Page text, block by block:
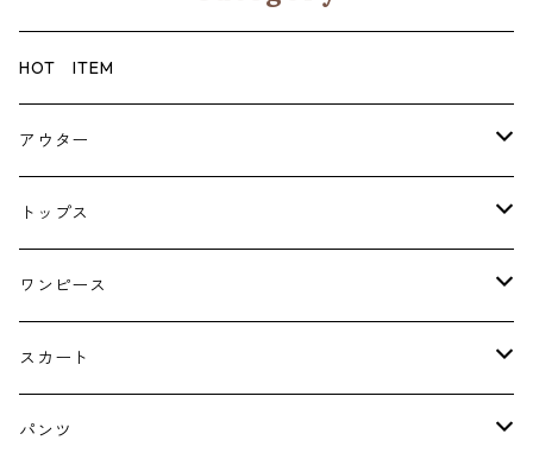
HOT ITEM
アウター
コート
ジャケット
トップス
ブラウス・シャツ
Tシャツ・スウェット・パーカー
ニット・カーディガン
ワンピース
キャミソールワンピース
ジャンパースカート
スカート
ペチスカート
パンツ